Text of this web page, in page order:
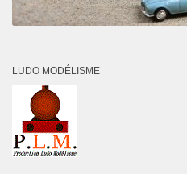
LUDO MODÉLISME